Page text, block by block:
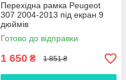
Перехідна рамка Peugeot
307 2004-2013 під екран 9
дюймів
Готово до відправки
1 650 ₴ 1 851 ₴